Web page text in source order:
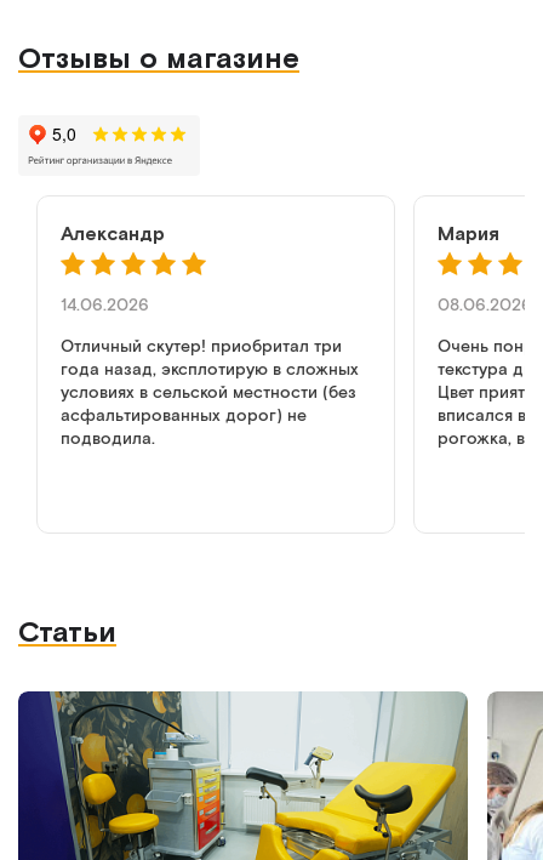
Отзывы о магазине
Александр
14.06.2026
Отличный скутер! приобритал три
года назад, эксплотирую в сложных
условиях в сельской местности (без
асфальтированных дорог) не
подводила.
Мария
08.06.2026
Очень
текстура
Цвет
вписался в
рогожка,
медицине.
Статьи